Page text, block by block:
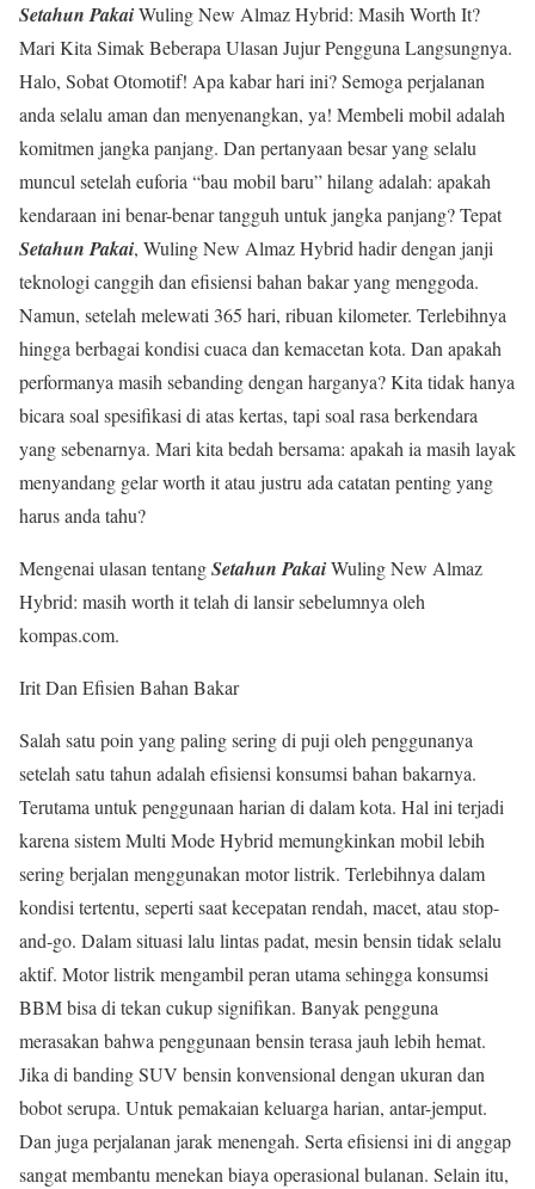
Setahun PakaiWuling New Almaz Hybrid: Masih Worth It?
Mari Kita Simak Beberapa Ulasan Jujur Pengguna Langsungnya.
Halo, Sobat Otomotif! Apa kabar hari ini? Semoga perjalanan
anda selalu aman dan menyenangkan, ya! Membeli mobil adalah
komitmen jangka panjang. Dan pertanyaan besar yang selalu
muncul setelah euforia “bau mobil baru” hilang adalah: apakah
kendaraan ini benar-benar tangguh untuk jangka panjang? Tepat
Setahun Pakai, Wuling New Almaz Hybrid hadir dengan janji
teknologi canggih dan efisiensi bahan bakar yang menggoda.
Namun, setelah melewati 365 hari, ribuan kilometer. Terlebihnya
hingga berbagai kondisi cuaca dan kemacetan kota. Dan apakah
performanya masih sebanding dengan harganya? Kita tidak hanya
bicara soal spesifikasi di atas kertas, tapi soal rasa berkendara
yang sebenarnya. Mari kita bedah bersama: apakah ia masih layak
menyandang gelar worth it atau justru ada catatan penting yang
harus anda tahu?
Mengenai ulasan tentangSetahun PakaiWuling New Almaz
Hybrid: masih worth it telah di lansir sebelumnya oleh
kompas.com.
Irit Dan Efisien Bahan Bakar
Salah satu poin yang paling sering di puji oleh penggunanya
setelah satu tahun adalah efisiensi konsumsi bahan bakarnya.
Terutama untuk penggunaan harian di dalam kota. Hal ini terjadi
karena sistem Multi Mode Hybrid memungkinkan mobil lebih
sering berjalan menggunakan motor listrik. Terlebihnya dalam
kondisi tertentu, seperti saat kecepatan rendah, macet, atau stop-
and-go. Dalam situasi lalu lintas padat, mesin bensin tidak selalu
aktif. Motor listrik mengambil peran utama sehingga konsumsi
BBM bisa di tekan cukup signifikan. Banyak pengguna
merasakan bahwa penggunaan bensin terasa jauh lebih hemat.
Jika di banding SUV bensin konvensional dengan ukuran dan
bobot serupa. Untuk pemakaian keluarga harian, antar-jemput.
Dan juga perjalanan jarak menengah. Serta efisiensi ini di anggap
sangat membantu menekan biaya operasional bulanan. Selain itu,